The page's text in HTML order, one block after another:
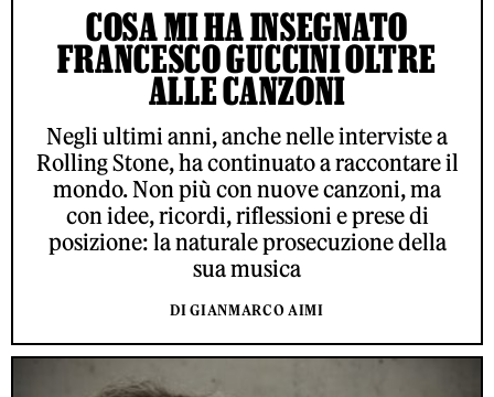
COSA MI HA INSEGNATO
FRANCESCO GUCCINI OLTRE
ALLE CANZONI
Negli ultimi anni, anche nelle interviste a
Rolling Stone, ha continuato a raccontare il
mondo. Non più con nuove canzoni, ma
con idee, ricordi, riflessioni e prese di
posizione: la naturale prosecuzione della
sua musica
DI GIANMARCO AIMI